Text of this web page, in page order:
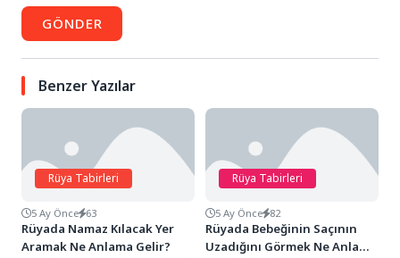
GÖNDER
Benzer Yazılar
Rüya Tabirleri
5 Ay Önce 63
Rüyada Namaz Kılacak Yer
Aramak Ne Anlama Gelir?
Rüya Tabirleri
5 Ay Önce 82
Rüyada Bebeğinin Saçının
Uzadığını Görmek Ne Anlama